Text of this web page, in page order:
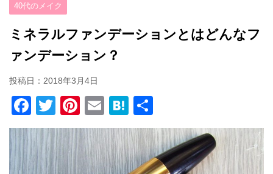
40代のメイク
ミネラルファンデーションとはどんなフ
ァンデーション？
投稿日： 2018年3月4日
F
a
c
e
T
wi
tt
er
Pi
nt
er
e
E
m
ail
H
at
e
n
有